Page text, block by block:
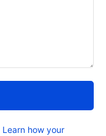
Learn how your